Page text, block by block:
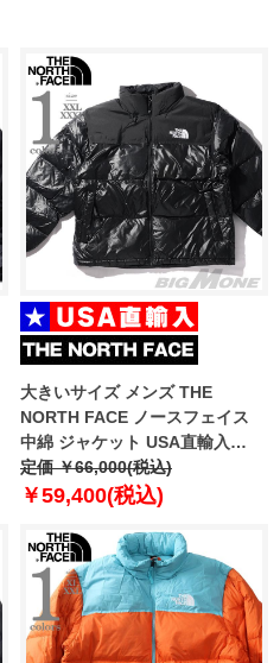
大きいサイズ メンズ THE
NORTH FACE ノースフェイス
中綿 ジャケット USA直輸入
nj3nq53a
定価 ￥66,000(税込)
￥59,400(税込)